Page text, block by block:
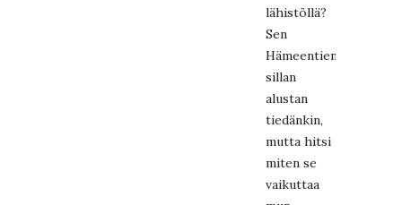
lähistöllä?
Sen
Hämeentien
sillan
alustan
tiedänkin,
mutta hitsi
miten se
vaikuttaa